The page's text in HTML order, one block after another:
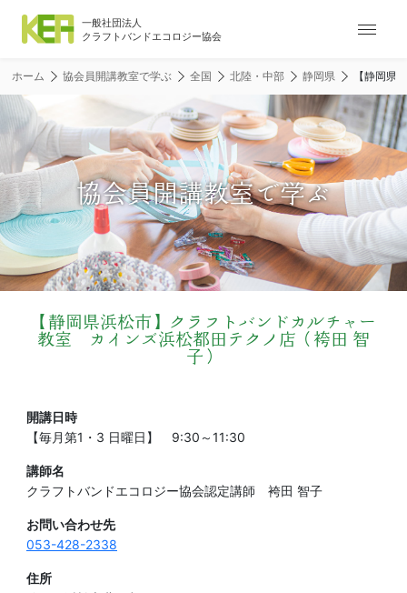
ナ
ゲ
ー
シ
ョ
メ
ニ
ュ
ホーム 協会員開講教室で学ぶ 全国 北陸・中部 静岡県 【静岡県
協会員開講教室で学ぶ
【静岡県浜松市】クラフトバンドカルチャー
教室 カインズ浜松都田テクノ店（袴田 智
子）
開講日時
【毎月第1・3 日曜日】 9:30～11:30
講師名
クラフトバンドエコロジー協会認定講師 袴田 智子
お問い合わせ先
053-428-2338
住所